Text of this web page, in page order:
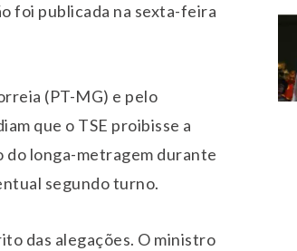
foi publicada na sexta-feira
(PT-MG) e pelo
que o TSE proibisse a
do longa-metragem durante
segundo turno.
das alegações. O ministro